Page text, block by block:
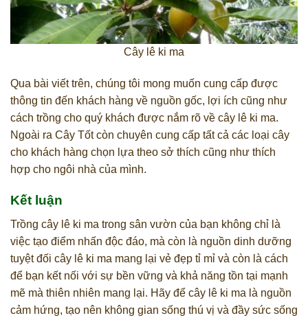
Cây lê ki ma
Qua bài viết trên, chúng tôi mong muốn cung cấp được
thông tin đến khách hàng về nguồn gốc, lợi ích cũng như
cách trồng cho quý khách được nắm rõ về cây lê ki ma.
Ngoài ra Cây Tốt còn chuyên cung cấp tất cả các loại cây
cho khách hàng chọn lựa theo sở thích cũng như thích
hợp cho ngôi nhà của mình.
Kết luận
Trồng cây lê ki ma trong sân vườn của bạn không chỉ là
việc tạo điểm nhấn độc đáo, mà còn là nguồn dinh dưỡng
tuyệt đối cây lê ki ma mang lại vẻ đẹp tỉ mỉ và còn là cách
để bạn kết nối với sự bền vững và khả năng tồn tại mạnh
mẽ mà thiên nhiên mang lại. Hãy để cây lê ki ma là nguồn
cảm hứng, tạo nên không gian sống thú vị và đầy sức sống